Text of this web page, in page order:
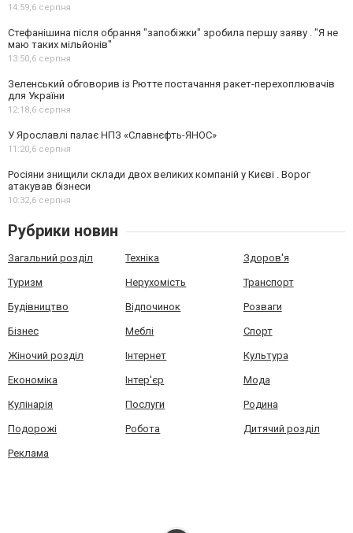
14:59,6 серпня
Стефанішина після обрання "запобіжки" зробила першу заяву . "Я не
маю таких мільйонів"
13:50,6 серпня
Зеленський обговорив із Рютте постачання ракет-перехоплювачів
для України
12:18,6 серпня
У Ярославлі палає НПЗ «Славнєфть-ЯНОС»
11:20,6 серпня
Росіяни знищили склади двох великих компаній у Києві . Ворог
атакував бізнеси
10:32,6 серпня
Рубрики новин
Загальний розділ Техніка Здоров'я
Туризм Нерухомість Транспорт
Будівництво Відпочинок Розваги
Бізнес Меблі Спорт
Жіночий розділ Інтернет Культура
Економіка Інтер'єр Мода
Кулінарія Послуги Родина
Подорожі Робота Дитячий розділ
Реклама